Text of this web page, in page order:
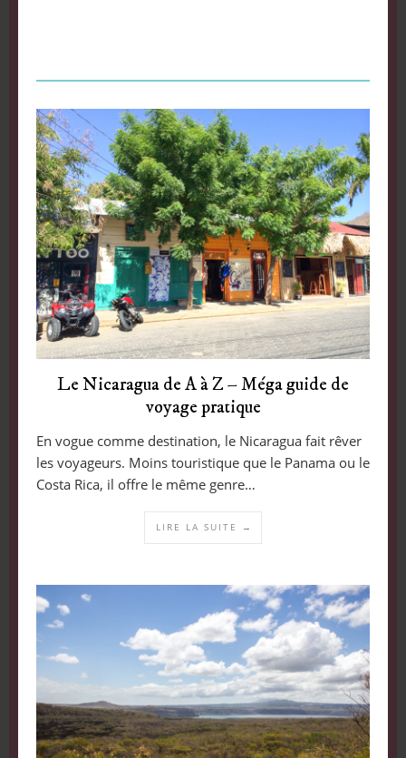
Le Nicaragua de A à Z – Méga guide de
voyage pratique
En vogue comme destination, le Nicaragua fait rêver
les voyageurs. Moins touristique que le Panama ou le
Costa Rica, il offre le même genre…
LIRE LA SUITE →